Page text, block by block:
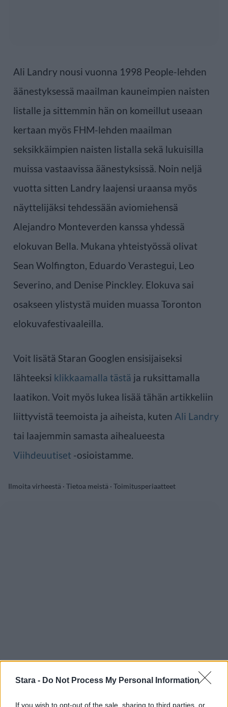
Stara - Do Not Process My Personal Information
If you wish to opt-out of the sale, sharing to third parties, or
Ali Landry nousi vuonna 1998 People-lehden
äänestyksessä maailman kauneimpien naisten
listalle ja sittemmin hän on komeillut useaan
kertaan myös FHM-lehden maailman
seksikkäimpien naisten listalla sekä lukuisilla
muissa vastaavissa äänestyksissä. Noin neljä
vuotta sitten Landry laajensi uraansa myös
näyttelijäksi tehdessään aviomiehensä
Alejandro Monteverden kanssa yhdessä
elokuvan Bella. Mukana yhteistyössä olivat
Sean Wolfington, Eduardo Verastegui, Leo
Severino, and Denise Pinckley. Elokuva sai
osakseen ylistystä muiden muassa Toronton
elokuvafestivaaleilla.
Voit lisätä Staran Googlen ensisijaiseksi
lähteeksi klikkaamalla tästä ja ruksittamalla
laatikon. Voit myös lukea lisää tähän artikkeliin
liittyvistä teemoista ja aiheista, kuten Ali Landry
tai laajemmin samasta aihealueesta
Viihdeuutiset -osioistamme.
Ilmoita virheestä · Tietoa meistä · Toimitusperiaatteet